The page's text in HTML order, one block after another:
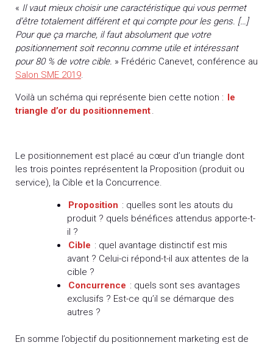
« Il vaut mieux choisir une caractéristique qui vous permet
d’être totalement différent et qui compte pour les gens. […]
Pour que ça marche, il faut absolument que votre
positionnement soit reconnu comme utile et intéressant
pour 80 % de votre cible. » Frédéric Canevet, conférence au
Salon SME 2019.
Voilà un schéma qui représente bien cette notion : le
triangle d’or du positionnement.
Le positionnement est placé au cœur d’un triangle dont
les trois pointes représentent la Proposition (produit ou
service), la Cible et la Concurrence.
Proposition : quelles sont les atouts du
produit ? quels bénéfices attendus apporte-t-
il ?
Cible : quel avantage distinctif est mis
avant ? Celui-ci répond-t-il aux attentes de la
cible ?
Concurrence : quels sont ses avantages
exclusifs ? Est-ce qu’il se démarque des
autres ?
En somme l’objectif du positionnement marketing est de